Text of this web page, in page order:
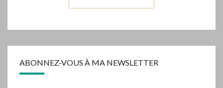
ABONNEZ-VOUS À MA NEWSLETTER